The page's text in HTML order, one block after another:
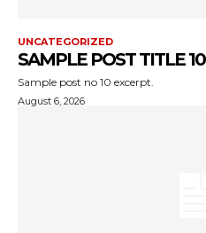
UNCATEGORIZED
SAMPLE POST TITLE 10
Sample post no 10 excerpt.
August 6, 2026